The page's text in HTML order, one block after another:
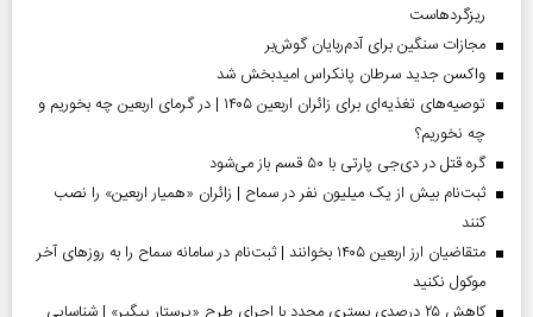
ریزگردهاست
مجازات سنگین برای آدم‌ربایان گوش‌بر
واکسن جدید سرطان پانکراس امیدبخش شد
توصیه‌های تغذیه‌ای برای زائران اربعین ۱۴۰۵ | در گرمای اربعین چه بخوریم و
چه نخوریم؟
گره قتل در دی‌جی پارتی با ۵۰ قسم باز می‌شود
ثبت‌نام بیش از یک میلیون نفر در سماح | زائران «همیار اربعین» را نصب
کنند
متقاضیان ارز اربعین ۱۴۰۵ بخوانند | ثبت‌نام در سامانه سماح را به روز‌های آخر
موکول نکنید
کاهش ۲۵ درصدی بستری مجدد با اجرای طرح «پرستار پیگیر» | شناسایی